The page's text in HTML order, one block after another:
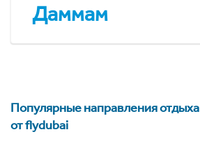
Даммам
Популярные направления отдыха
от flydubai